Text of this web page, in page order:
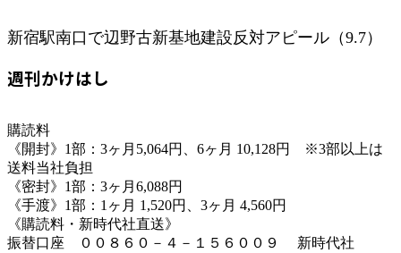
新宿駅南口で辺野古新基地建設反対アピール（9.7）
週刊かけはし
購読料
《開封》1部：3ヶ月5,064円、6ヶ月 10,128円 ※3部以上は
送料当社負担
《密封》1部：3ヶ月6,088円
《手渡》1部：1ヶ月 1,520円、3ヶ月 4,560円
《購読料・新時代社直送》
振替口座 ００８６０－４－１５６００９ 新時代社